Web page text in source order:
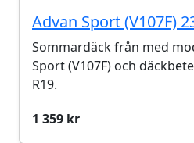
Advan Sport (V107F)
Sommardäck från med
Sport (V107F) och
R19.
1 359 kr